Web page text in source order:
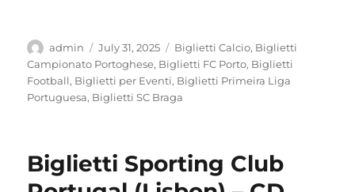
Author
admin
Posted
on
July 31, 2025 Categories
Biglietti Calcio, Biglietti
Campionato Portoghese, Biglietti FC Porto, Biglietti
Football, Biglietti per Eventi, Biglietti Primeira Liga
Portuguesa, Biglietti SC Braga
Biglietti Sporting Club